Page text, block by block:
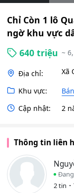
Chỉ Còn 1 lô
ngờ khu vực
640 triệu ~
Địa chỉ: Xã
Khu vực:
Cập nhật:
2
Thông tin liên
2 tin